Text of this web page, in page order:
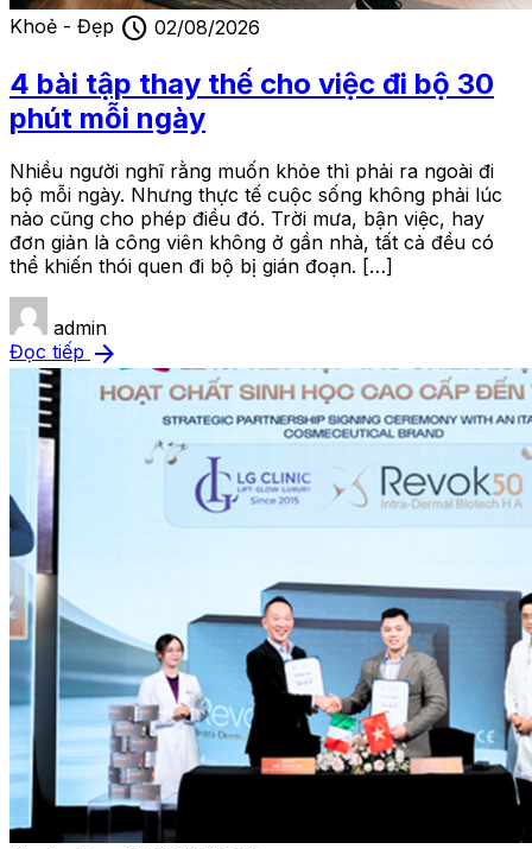
Khoẻ - Đẹp schedule 02/08/2026
4 bài tập thay thế cho việc đi bộ 30
phút mỗi ngày
Nhiều người nghĩ rằng muốn khỏe thì phải ra ngoài đi
bộ mỗi ngày. Nhưng thực tế cuộc sống không phải lúc
nào cũng cho phép điều đó. Trời mưa, bận việc, hay
đơn giản là công viên không ở gần nhà, tất cả đều có
thể khiến thói quen đi bộ bị gián đoạn. […]
admin
Đọc tiếp arrow_forward